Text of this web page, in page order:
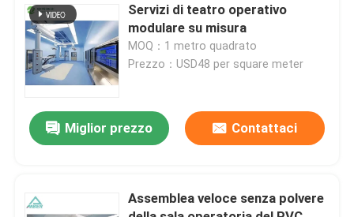
Contattici
Notizie
Casi
Stanza pulita modulare
Servizi di teatro operativo
modulare su misura
MOQ：1 metro quadrato
Prezzo：USD48 per square meter
Miglior prezzo Contattaci
Assemblea veloce senza polvere